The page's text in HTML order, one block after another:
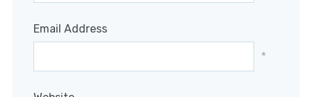
Email Address
*